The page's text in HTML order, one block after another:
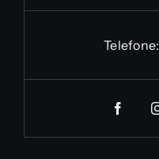
Telefone: